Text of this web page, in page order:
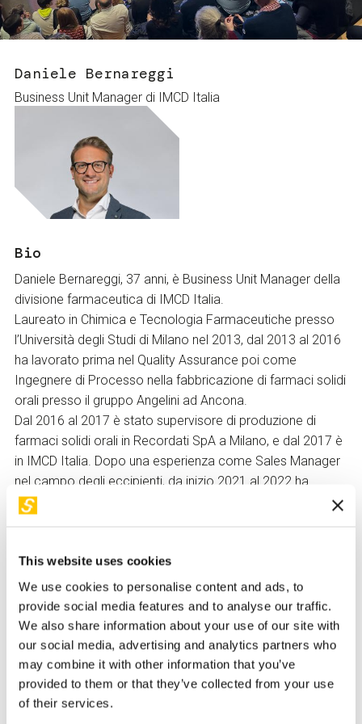
This website uses cookies
We use cookies to personalise content and ads, to
provide social media features and to analyse our traffic.
We also share information about your use of our site with
our social media, advertising and analytics partners who
may combine it with other information that you’ve
provided to them or that they’ve collected from your use
of their services.
Services and accessibility
Contact us
Tickets
Daniele Bernareggi
Business Unit Manager di IMCD Italia
Bio
Daniele Bernareggi, 37 anni, è Business Unit Manager della
divisione farmaceutica di IMCD Italia.
Laureato in Chimica e Tecnologia Farmaceutiche presso
l’Università degli Studi di Milano nel 2013, dal 2013 al 2016
ha lavorato prima nel Quality Assurance poi come
Ingegnere di Processo nella fabbricazione di farmaci solidi
orali presso il gruppo Angelini ad Ancona.
Dal 2016 al 2017 è stato supervisore di produzione di
farmaci solidi orali in Recordati SpA a Milano, e dal 2017 è
in IMCD Italia. Dopo una esperienza come Sales Manager
nel campo degli eccipienti, da inizio 2021 al 2022 ha
ricoperto il ruolo di Technical Product Manager per IMCD
gruppo.
Dal gennaio 2023 è Business Unit Manager Pharma di
IMCD Italia, e gestisce un team che si occupa di diversi
mercati: eccipienti, APIs, nutraceutico, sintesi farmaceutica
e agrochimica.
Back to "I nostri relatori"